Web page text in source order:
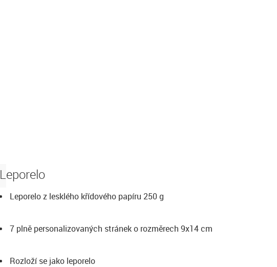
Leporelo
Leporelo z lesklého křídového papíru 250 g
7 plně personalizovaných stránek o rozměrech 9x14 cm
Rozloží se jako leporelo